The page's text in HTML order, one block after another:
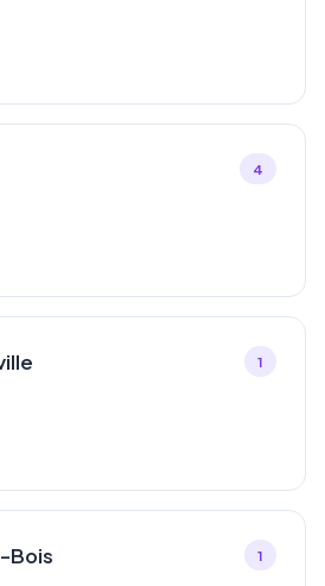
4
1
Bois 1